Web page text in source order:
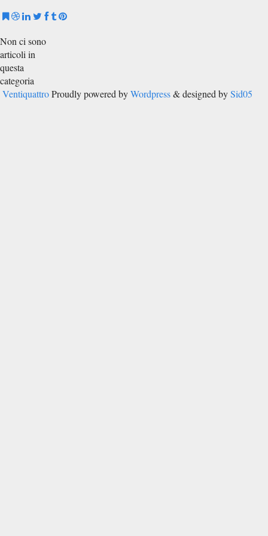
Non ci sono
articoli in
questa
categoria
Ventiquattro Proudly powered byWordpress& designed bySid05